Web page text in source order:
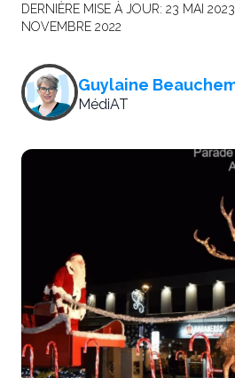
DERNIÈRE MISE À JOUR: 23 MAI 2023
NOVEMBRE 2022
Guylaine
MédiAT